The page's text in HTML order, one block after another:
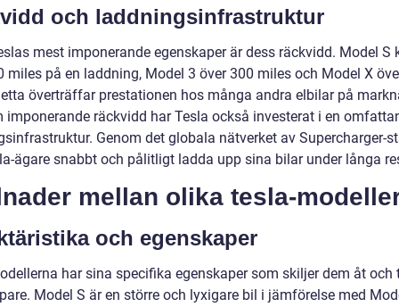
och laddningsinfrastruktur
mest imponerande egenskaper är dess räckvidd. Model S
miles på en laddning, Model 3 över 300 miles och Model X
överträffar prestationen hos många andra elbilar på
imponerande räckvidd har Tesla också investerat i en
Genom det globala nätverket av Supercharger-
ägare snabbt och pålitligt ladda upp sina bilar under långa
mellan olika tesla-
och egenskaper
har sina specifika egenskaper som skiljer dem åt och
Model S är en större och lyxigare bil i jämförelse med